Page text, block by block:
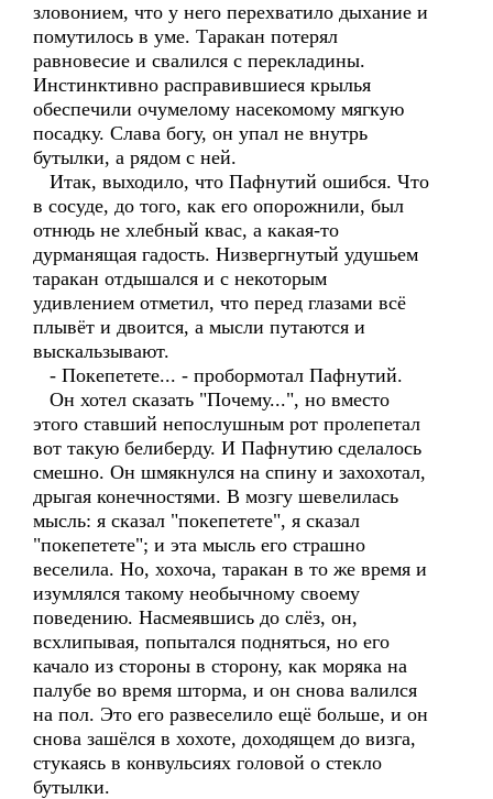
зловонием, что у него перехватило дыхание и
помутилось в уме. Таракан потерял
равновесие и свалился с перекладины.
Инстинктивно расправившиеся крылья
обеспечили очумелому насекомому мягкую
посадку. Слава богу, он упал не внутрь
бутылки, а рядом с ней.
Итак, выходило, что Пафнутий ошибся. Что
в сосуде, до того, как его опорожнили, был
отнюдь не хлебный квас, а какая-то
дурманящая гадость. Низвергнутый удушьем
таракан отдышался и с некоторым
удивлением отметил, что перед глазами всё
плывёт и двоится, а мысли путаются и
выскальзывают.
- Покепетете... - пробормотал Пафнутий.
Он хотел сказать "Почему...", но вместо
этого ставший непослушным рот пролепетал
вот такую белиберду. И Пафнутию сделалось
смешно. Он шмякнулся на спину и захохотал,
дрыгая конечностями. В мозгу шевелилась
мысль: я сказал "покепетете", я сказал
"покепетете"; и эта мысль его страшно
веселила. Но, хохоча, таракан в то же время и
изумлялся такому необычному своему
поведению. Насмеявшись до слёз, он,
всхлипывая, попытался подняться, но его
качало из стороны в сторону, как моряка на
палубе во время шторма, и он снова валился
на пол. Это его развеселило ещё больше, и он
снова зашёлся в хохоте, доходящем до визга,
стукаясь в конвульсиях головой о стекло
бутылки.